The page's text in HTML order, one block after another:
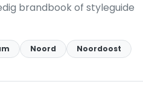
brandbook of styleguide
Noord
Noordoost